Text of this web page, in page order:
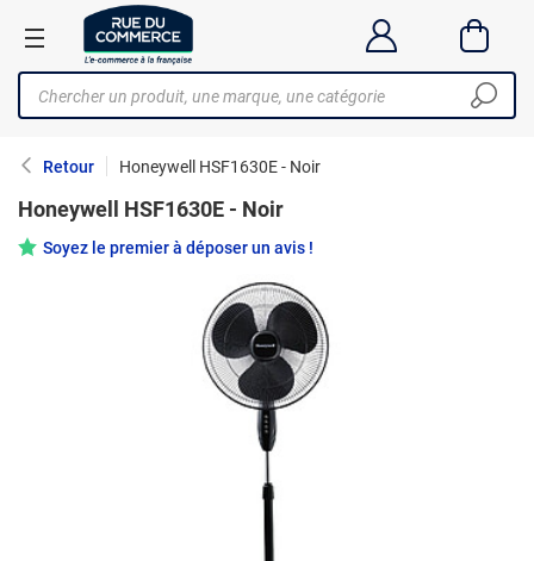
Retour Honeywell HSF1630E - Noir
Honeywell HSF1630E - Noir
Soyez le premier à déposer un avis !